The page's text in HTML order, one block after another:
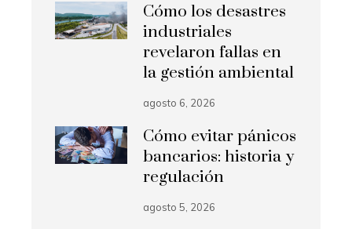
Cómo los desastres
industriales
revelaron fallas en
la gestión ambiental
agosto 6, 2026
Cómo evitar pánicos
bancarios: historia y
regulación
agosto 5, 2026